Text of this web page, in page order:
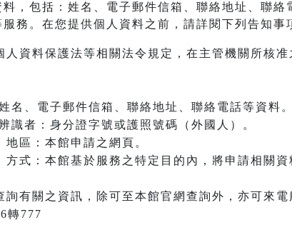
，包括：姓名、電子郵件信箱、聯絡地址、聯絡
務。在您提供個人資料之前，請詳閱下列告知事
人資料保護法等相關法令規定，在主管機關所核
名、電子郵件信箱、聯絡地址、聯絡電話等資料。
識者：身分證字號或護照號碼（外國人）。
區：本館申請之網頁。
方式：本館基於服務之特定目的內，將申請相關
有關之資訊，除可至本館官網查詢外，亦可來電
轉777